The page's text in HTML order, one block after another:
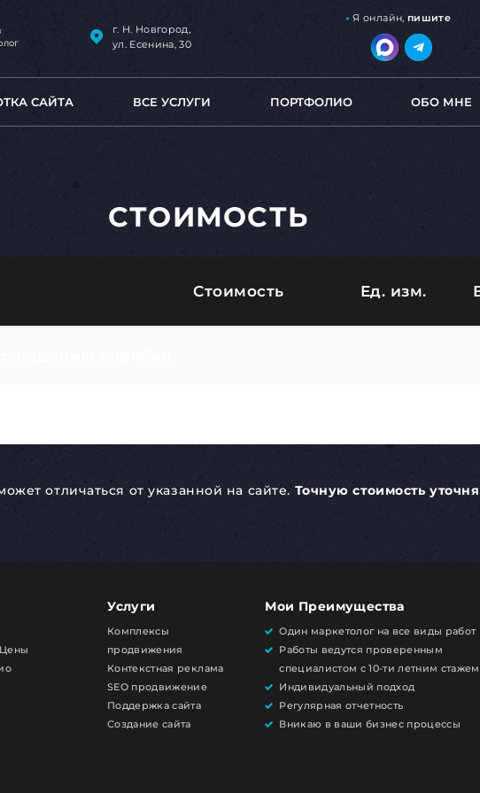
г. Н. Новгород,
ул. Есенина, 30
Я онлайн, пишите
САЙТА ВСЕ УСЛУГИ ПОРТФОЛИО ОБО МНЕ
СТОИМОСТЬ
Стоимость Ед. изм.
отличаться от указанной на сайте. Точную стоимость
Услуги
Комплексы
продвижения
Контекстная реклама
SEO продвижение
Поддержка сайта
Создание сайта
Мои Преимущества
Один маркетолог на все виды работ
Работы ведутся проверенным
специалистом с 10-ти летним стажем
Индивидуальный подход
Регулярная отчетность
Вникаю в ваши бизнес процессы